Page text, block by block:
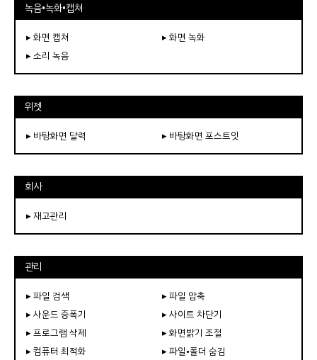
녹음•녹화•캡쳐
▸ 화면 캡쳐
▸ 화면 녹화
▸ 소리 녹음
위젯
▸ 바탕화면 달력 ▸ 바탕화면 포스트잇
회사
▸ 재고관리
관리
▸ 파일 검색
▸ 파일 압축
▸ 사운드 증폭기
▸ 사이트 차단기
▸ 프로그램 삭제
▸ 화면밝기 조절
▸ 컴퓨터 최적화
▸ 파일•폴더 숨김